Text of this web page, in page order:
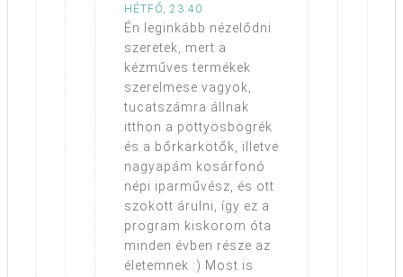
HÉTFŐ, 23:40
Én leginkább nézelődni
szeretek, mert a
kézműves termékek
szerelmese vagyok,
tucatszámra állnak
itthon a pöttyösbögrék
és a bőrkarkötők, illetve
nagyapám kosárfonó
népi iparművész, és ott
szokott árulni, így ez a
program kiskorom óta
minden évben része az
életemnek :) Most is